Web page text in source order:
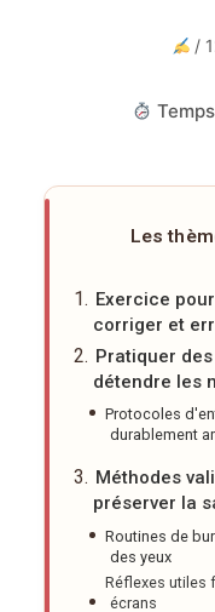
/
Les
Exercice
corriger et
Pratiquer
détendre les
Protocoles
durablement
Méthodes
préserver la
Routines de
des yeux
Réflexes utiles
écrans